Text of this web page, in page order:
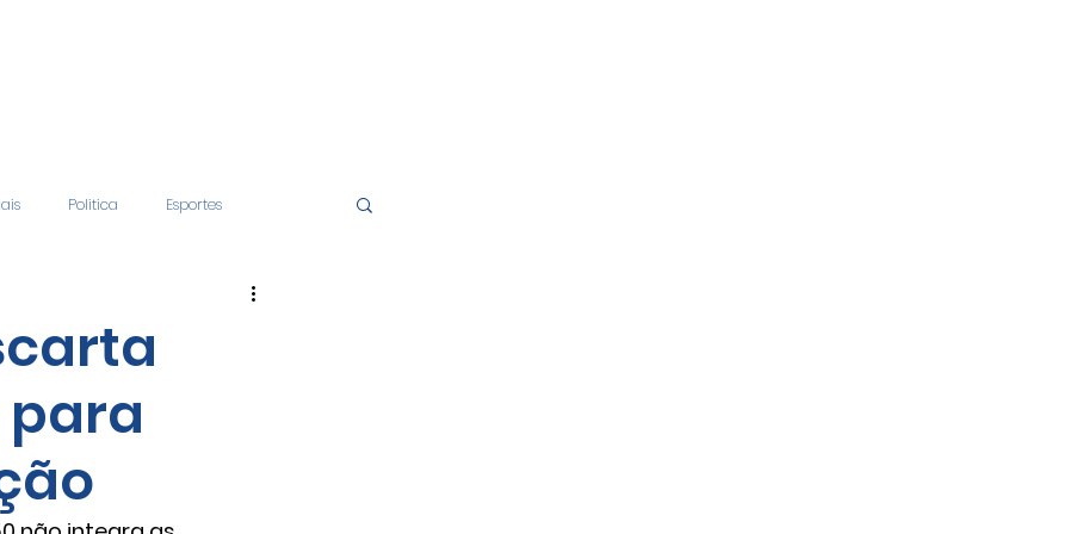
Politica Esportes